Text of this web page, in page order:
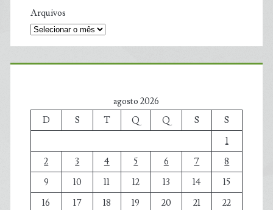
Arquivos
agosto 2026
D
S T Q Q S
S
1
2
3 4 5 6 7
8
9
10 11 12 13 14
15
16
17 18 19 20 21
22